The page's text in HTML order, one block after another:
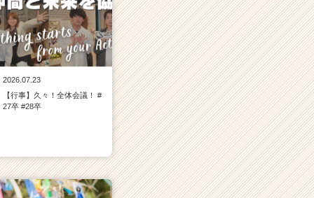
2026.07.23
【行事】久々！全体会議！ #
27卒 #28卒